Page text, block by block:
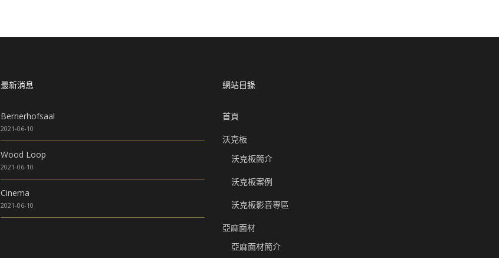
最新消息
Bernerhofsaal
2021-06-10
Wood Loop
2021-06-10
Cinema
2021-06-10
網站目錄
首頁
沃克板
沃克板簡介
沃克板案例
沃克板影音專區
亞麻面材
亞麻面材簡介